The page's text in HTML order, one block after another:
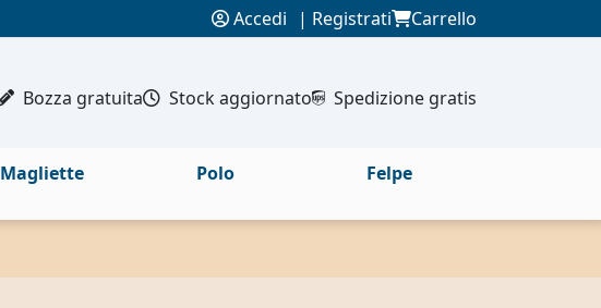
Accedi | Registrati Carrello
Bozza gratuita Stock aggiornato Spedizione gratis
Magliette Polo Felpe